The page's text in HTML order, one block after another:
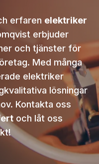
erfaren elektriker
erbjuder
och tjänster för
Med många
elektriker
lösningar
Kontakta oss
och låt oss